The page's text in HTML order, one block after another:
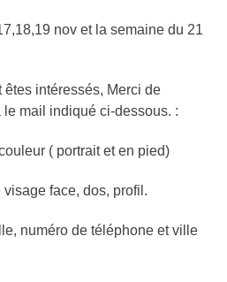
nov et la semaine du 21
intéressés, Merci de
mail indiqué ci-dessous. :
( portrait et en pied)
face, dos, profil.
numéro de téléphone et ville